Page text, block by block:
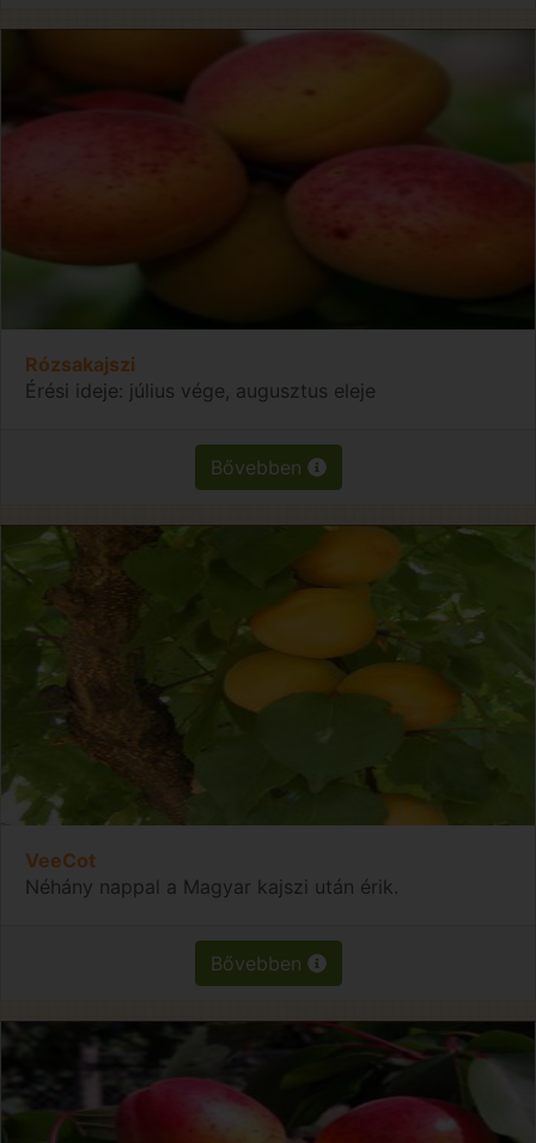
Rózsakajszi
Érési ideje: július vége, augusztus eleje
Bővebben
VeeCot
Néhány nappal a Magyar kajszi után érik.
Bővebben